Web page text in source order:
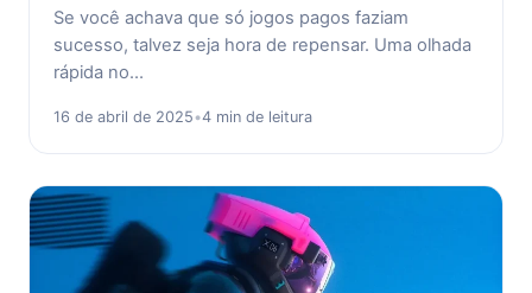
Se você achava que só jogos pagos faziam
sucesso, talvez seja hora de repensar. Uma olhada
rápida no…
16 de abril de 2025•4 min de leitura